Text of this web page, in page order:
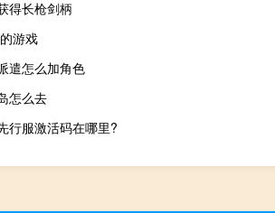
得长枪剑柄
游戏
遣怎么加角色
怎么去
行服激活码在哪里?